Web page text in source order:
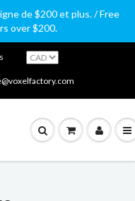
de $200 et plus. / Free
over $200.